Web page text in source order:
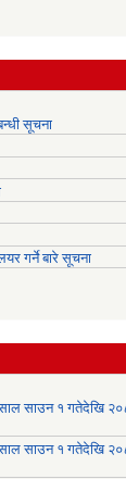
सूचना
गर्ने बारे सूचना
साउन १ गतेदेखि
साउन १ गतेदेखि